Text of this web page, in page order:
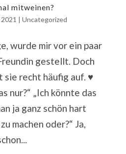
mitweinen?
| Uncategorized
wurde mir vor ein paar
gestellt. Doch
sie recht häufig auf. ♥️
nur?“ „Ich könnte das
ja ganz schön hart
machen oder?“ Ja,